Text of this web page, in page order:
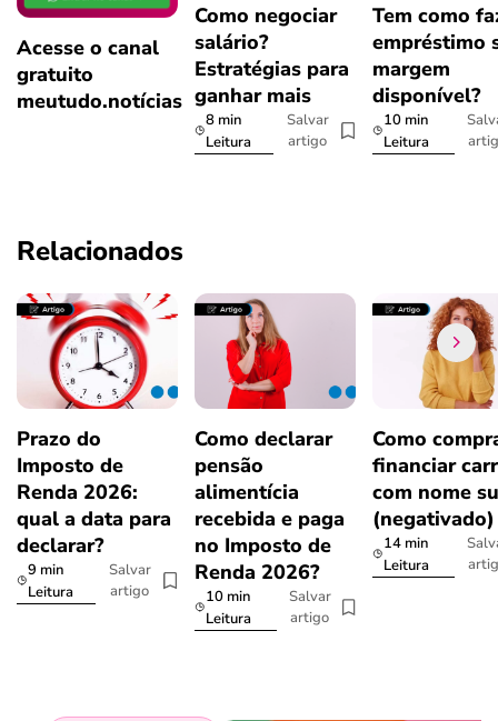
Acesse o canal
gratuito
meutudo.notícias
Como negociar
salário?
Estratégias para
ganhar mais
8 min
Leitura
Salvar
artigo
Tem como
empréstimo
margem
disponível?
10 min
Leitura
Relacionados
Prazo do
Imposto de
Renda 2026:
qual a data para
declarar?
9 min
Leitura
Salvar
artigo
Como declarar
pensão
alimentícia
recebida e paga
no Imposto de
Renda 2026?
10 min
Leitura
Salvar
artigo
Como
financiar
com nome
(negativado)
14 min
Leitura